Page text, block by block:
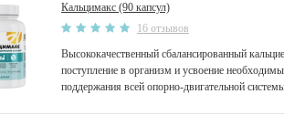
Кальцимакс (90 капсул)
16 отзывов
Высококачественный сбалансированный
поступление в организм и усвоение
поддержания всей опорно-двигательной